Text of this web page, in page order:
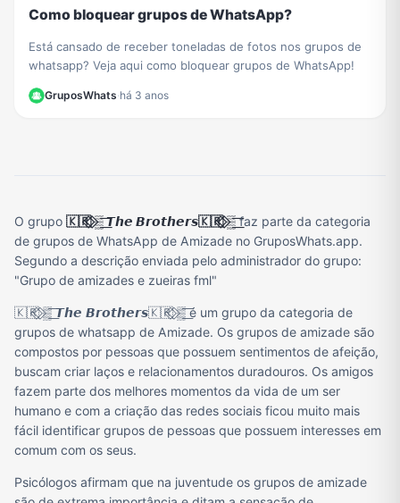
Como bloquear grupos de WhatsApp?
Está cansado de receber toneladas de fotos nos grupos de
whatsapp? Veja aqui como bloquear grupos de WhatsApp!
GruposWhats·há 3 anos
O grupo 🇰🇷⃟ ⃟▒͟͞ 𝙏𝙝𝙚 𝘽𝙧𝙤𝙩𝙝𝙚𝙧𝙨🇰🇷⃟ ⃟▒͟͞faz parte da categoria
de grupos de WhatsApp de Amizade no GruposWhats.app.
Segundo a descrição enviada pelo administrador do grupo:
"Grupo de amizades e zueiras fml"
🇰🇷⃟ ⃟▒͟͞ 𝙏𝙝𝙚 𝘽𝙧𝙤𝙩𝙝𝙚𝙧𝙨🇰🇷⃟ ⃟▒͟͞ é um grupo da categoria de
grupos de whatsapp de Amizade. Os grupos de amizade são
compostos por pessoas que possuem sentimentos de afeição,
buscam criar laços e relacionamentos duradouros. Os amigos
fazem parte dos melhores momentos da vida de um ser
humano e com a criação das redes sociais ficou muito mais
fácil identificar grupos de pessoas que possuem interesses em
comum com os seus.
Psicólogos afirmam que na juventude os grupos de amizade